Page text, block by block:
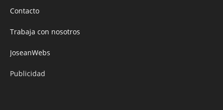
Contacto
Trabaja con nosotros
JoseanWebs
Publicidad